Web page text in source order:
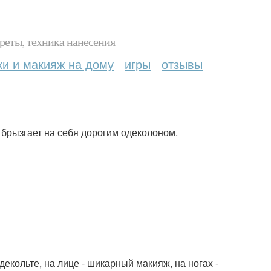
техника нанесения
и макияж на дому игры отзывы
на себя дорогим одеколоном.
на лице - шикарный макияж, на ногах -